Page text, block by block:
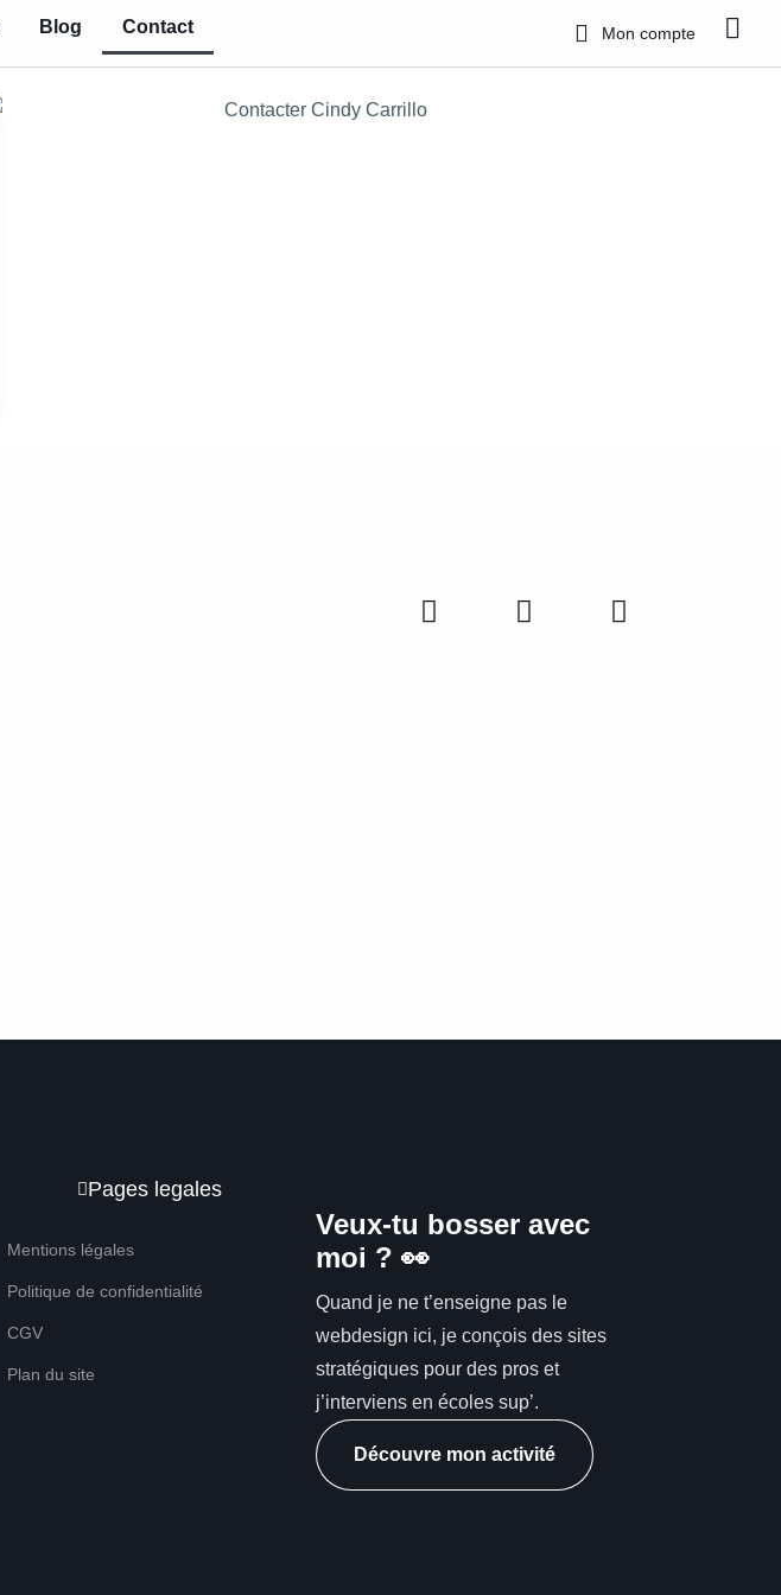
Blog Contact Mon compte
Pages legales
Mentions légales
Politique de confidentialité
CGV
Plan du site
Veux-tu bosser avec
moi ? 👀
Quand je ne t’enseigne pas le
webdesign ici, je conçois des sites
stratégiques pour des pros et
j’interviens en écoles sup’.
Découvre mon activité